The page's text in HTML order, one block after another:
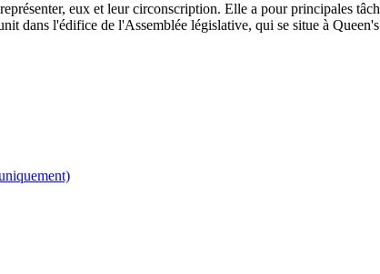
eux et leur circonscription. Elle a pour principales
dans l'édifice de l'Assemblée législative, qui se situe à